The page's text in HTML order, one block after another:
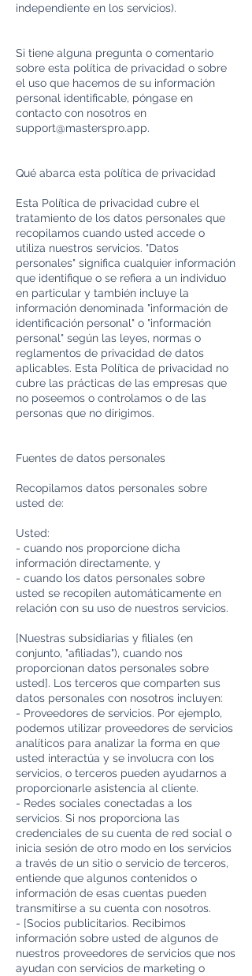
independiente en los servicios).
Si tiene alguna pregunta o comentario
sobre esta política de privacidad o sobre
el uso que hacemos de su información
personal identificable, póngase en
contacto con nosotros en
support@masterspro.app.
Qué abarca esta política de privacidad
Esta Política de privacidad cubre el
tratamiento de los datos personales que
recopilamos cuando usted accede o
utiliza nuestros servicios. "Datos
personales" significa cualquier información
que identifique o se refiera a un individuo
en particular y también incluye la
información denominada "información de
identificación personal" o "información
personal" según las leyes, normas o
reglamentos de privacidad de datos
aplicables. Esta Política de privacidad no
cubre las prácticas de las empresas que
no poseemos o controlamos o de las
personas que no dirigimos.
Fuentes de datos personales
Recopilamos datos personales sobre
usted de:
Usted:
- cuando nos proporcione dicha
información directamente, y
- cuando los datos personales sobre
usted se recopilen automáticamente en
relación con su uso de nuestros servicios.
[Nuestras subsidiarias y filiales (en
conjunto, "afiliadas"), cuando nos
proporcionan datos personales sobre
usted]. Los terceros que comparten sus
datos personales con nosotros incluyen:
- Proveedores de servicios. Por ejemplo,
podemos utilizar proveedores de servicios
analíticos para analizar la forma en que
usted interactúa y se involucra con los
servicios, o terceros pueden ayudarnos a
proporcionarle asistencia al cliente.
- Redes sociales conectadas a los
servicios. Si nos proporciona las
credenciales de su cuenta de red social o
inicia sesión de otro modo en los servicios
a través de un sitio o servicio de terceros,
entiende que algunos contenidos o
información de esas cuentas pueden
transmitirse a su cuenta con nosotros.
- [Socios publicitarios. Recibimos
información sobre usted de algunos de
nuestros proveedores de servicios que nos
ayudan con servicios de marketing o